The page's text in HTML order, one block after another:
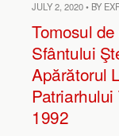
JULY 2, 2020 • BY
Tomosul
Sfântului
Apărătorul
1992